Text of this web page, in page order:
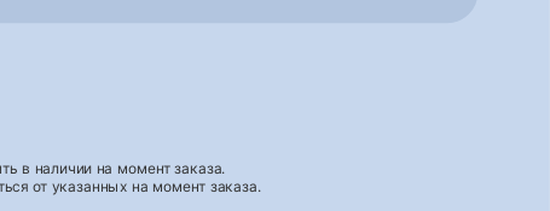
в наличии на момент заказа.
от указанных на момент заказа.